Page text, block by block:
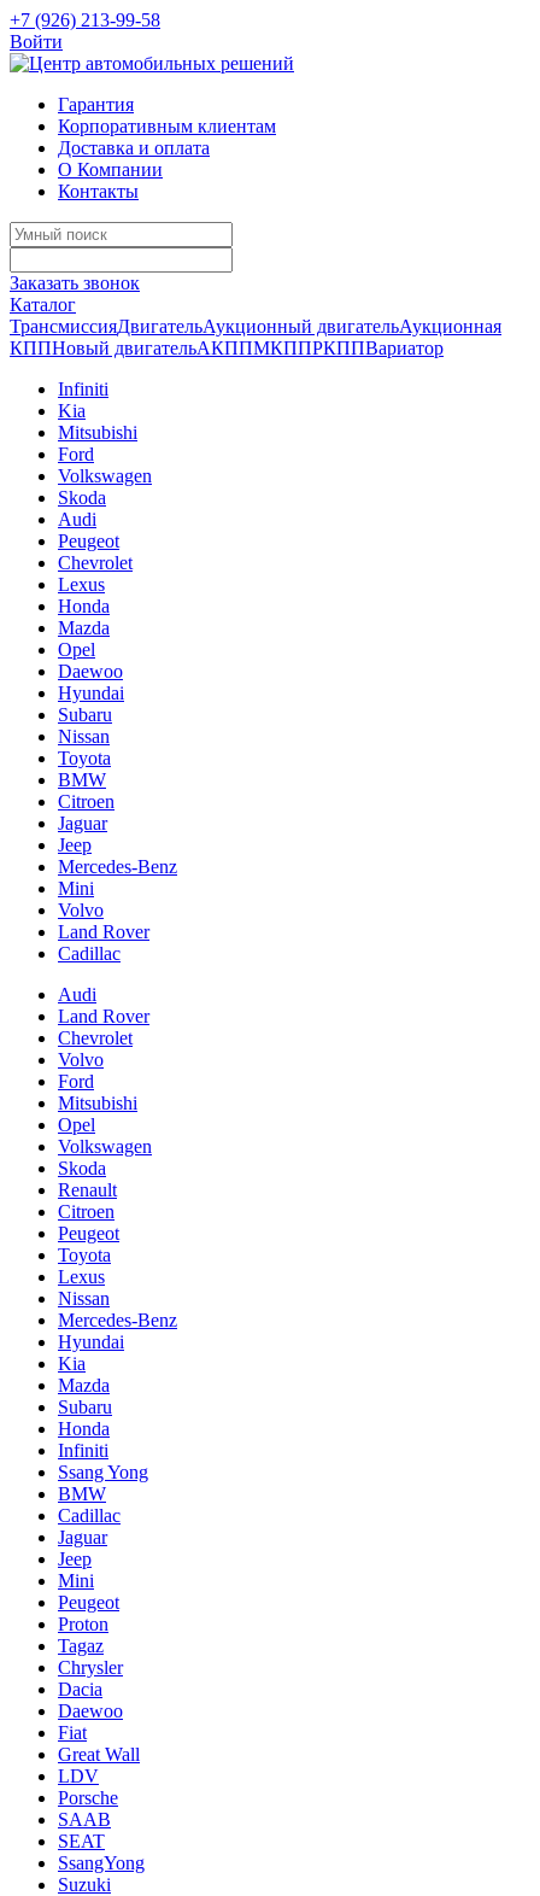
+7 (926) 213-99-58
Войти
Гарантия
Корпоративным клиентам
Доставка и оплата
О Компании
Контакты
Заказать звонок
Каталог
ТрансмиссияДвигательАукционный двигательАукционная
КППНовый двигательАКППМКППРКППВариатор
Infiniti
Kia
Mitsubishi
Ford
Volkswagen
Skoda
Audi
Peugeot
Chevrolet
Lexus
Honda
Mazda
Opel
Daewoo
Hyundai
Subaru
Nissan
Toyota
BMW
Citroen
Jaguar
Jeep
Mercedes-Benz
Mini
Volvo
Land Rover
Cadillac
Audi
Land Rover
Chevrolet
Volvo
Ford
Mitsubishi
Opel
Volkswagen
Skoda
Renault
Citroen
Peugeot
Toyota
Lexus
Nissan
Mercedes-Benz
Hyundai
Kia
Mazda
Subaru
Honda
Infiniti
Ssang Yong
BMW
Cadillac
Jaguar
Jeep
Mini
Pеugеоt
Proton
Tagaz
Chrysler
Dacia
Daewoo
Fiat
Great Wall
LDV
Porsche
SAAB
SEAT
SsangYong
Suzuki